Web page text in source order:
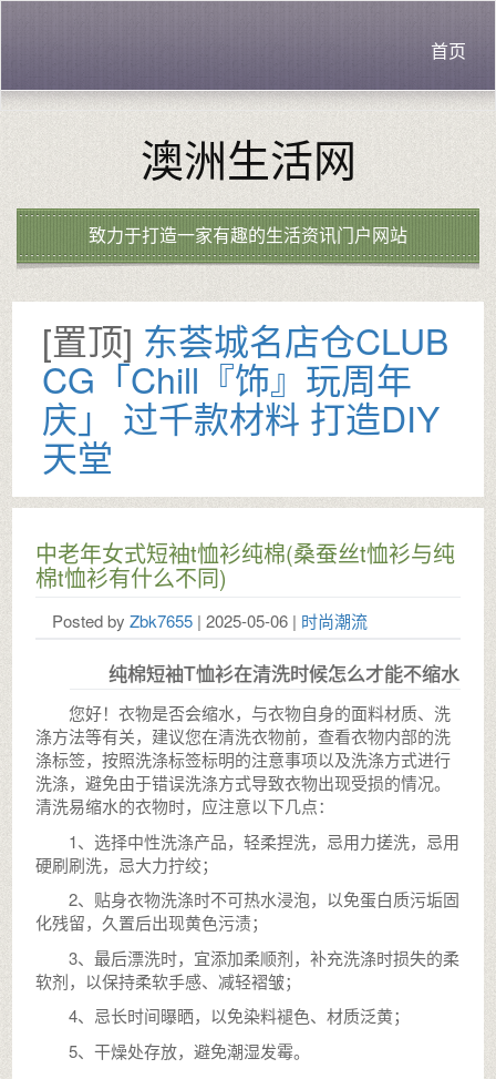
首页
澳洲生活网
致力于打造一家有趣的生活资讯门户网站
[置顶] 东荟城名店仓CLUB
CG「Chill『饰』玩周年
庆」 过千款材料 打造DIY
天堂
中老年女式短袖t恤衫纯棉(桑蚕丝t恤衫与纯
棉t恤衫有什么不同)
Posted by Zbk7655 | 2025-05-06 | 时尚潮流
纯棉短袖T恤衫在清洗时候怎么才能不缩水
您好！衣物是否会缩水，与衣物自身的面料材质、洗
涤方法等有关，建议您在清洗衣物前，查看衣物内部的洗
涤标签，按照洗涤标签标明的注意事项以及洗涤方式进行
洗涤，避免由于错误洗涤方式导致衣物出现受损的情况。
清洗易缩水的衣物时，应注意以下几点：
1、选择中性洗涤产品，轻柔捏洗，忌用力搓洗，忌用
硬刷刷洗，忌大力拧绞；
2、贴身衣物洗涤时不可热水浸泡，以免蛋白质污垢固
化残留，久置后出现黄色污渍；
3、最后漂洗时，宜添加柔顺剂，补充洗涤时损失的柔
软剂，以保持柔软手感、减轻褶皱；
4、忌长时间曝晒，以免染料褪色、材质泛黄；
5、干燥处存放，避免潮湿发霉。